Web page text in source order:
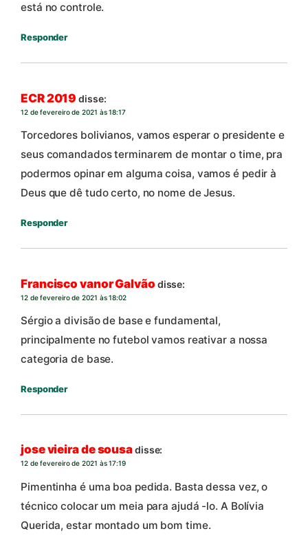
está no controle.
Responder
ECR 2019 disse:
12 de fevereiro de 2021 às 18:17
Torcedores bolivianos, vamos esperar o presidente e
seus comandados terminarem de montar o time, pra
podermos opinar em alguma coisa, vamos é pedir à
Deus que dê tudo certo, no nome de Jesus.
Responder
Francisco vanor Galvão disse:
12 de fevereiro de 2021 às 18:02
Sérgio a divisão de base e fundamental,
principalmente no futebol vamos reativar a nossa
categoria de base.
Responder
jose vieira de sousadisse:
12 de fevereiro de 2021 às 17:19
Pimentinha é uma boa pedida. Basta dessa vez, o
técnico colocar um meia para ajudá -lo. A Bolívia
Querida, estar montado um bom time.